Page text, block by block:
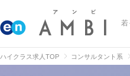
ハイクラス求人TOP コンサルタント系